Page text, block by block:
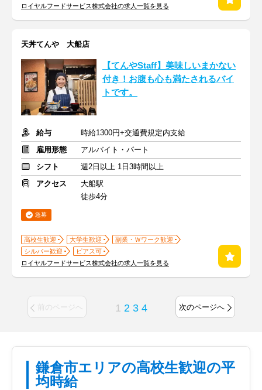
ロイヤルフードサービス株式会社の求人一覧を見る
天丼てんや 大船店
【てんやStaff】美味しいまかない
付き！お腹も心も満たされるバイ
トです。
給与
時給1300円+交通費規定内支給
雇用形態
アルバイト・パート
シフト
週2日以上 1日3時間以上
アクセス
大船駅
徒歩4分
急募
高校生歓迎 大学生歓迎
副業・Ｗワーク歓迎
シルバー歓迎
ピアス可
ロイヤルフードサービス株式会社の求人一覧を見る
前のページへ 1 2 3 4 次のページへ
鎌倉市エリアの高校生歓迎の平
均時給